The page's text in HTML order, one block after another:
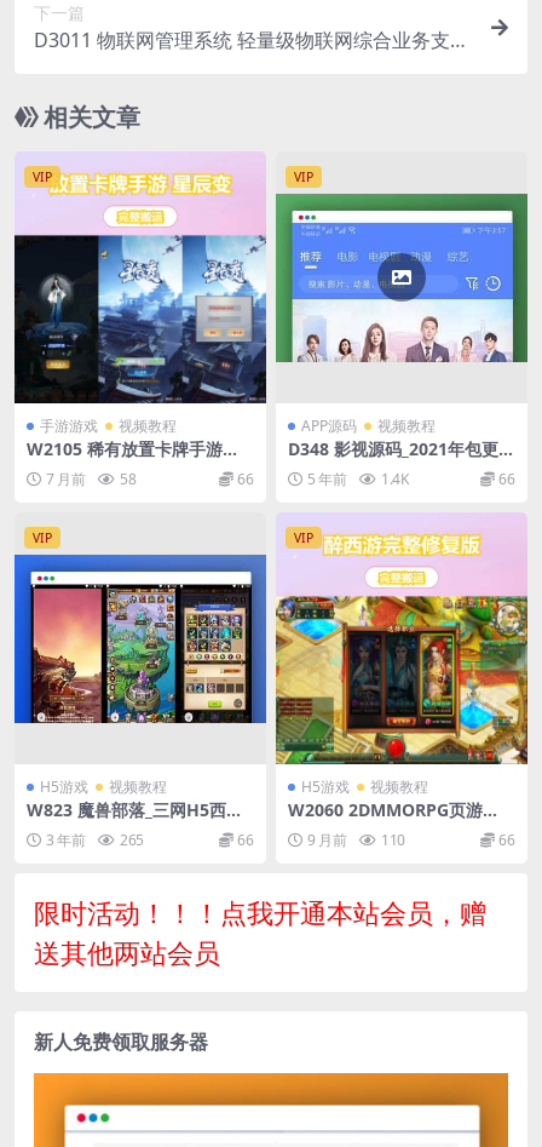
下一篇
D3011 物联网管理系统 轻量级物联网综合业务支撑
相关文章
VIP
手游游戏 视频教程
W2105 稀有放置卡牌手游
【星辰变】最新整理单机一键
即玩镜像端+Linux手工服务端
+安卓苹果双端+GM配套物品
后台+详细搭建教程
7 月前 58 66
VIP
APP源码 视频教程
D348 影视源码_2021年包更原
生安卓影视app苹果CMS对
接，原生JAVA影视APP源码支
持PC+WAP+APP
5 年前 1.4K 66
VIP
H5游戏 视频教程
W823 魔兽部落_三网H5西方
经典魔幻剧情卡牌回合手游_w
in服务端源码_视频架设教程_
3 年前 265 66
VIP
H5游戏 视频教程
W2060 2DMMORPG页游
【醉西游完整修复版】最新整
理Win系服务端+网页注册+G
9 月前 110 66
限时活动！！！点我开通本站会员，赠
送其他两站会员
新人免费领取服务器